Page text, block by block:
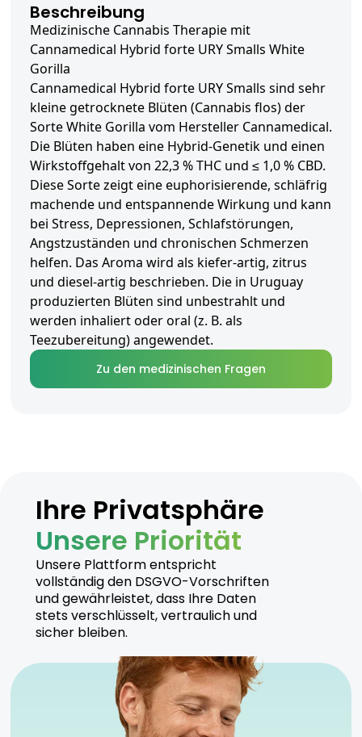
Beschreibung
Medizinische Cannabis Therapie mit
Cannamedical Hybrid forte URY Smalls White
Gorilla
Cannamedical Hybrid forte URY Smalls sind sehr
kleine getrocknete Blüten (Cannabis flos) der
Sorte White Gorilla vom Hersteller Cannamedical.
Die Blüten haben eine Hybrid-Genetik und einen
Wirkstoffgehalt von 22,3 % THC und ≤ 1,0 % CBD.
Diese Sorte zeigt eine euphorisierende, schläfrig
machende und entspannende Wirkung und kann
bei Stress, Depressionen, Schlafstörungen,
Angstzuständen und chronischen Schmerzen
helfen. Das Aroma wird als kiefer-artig, zitrus
und diesel-artig beschrieben. Die in Uruguay
produzierten Blüten sind unbestrahlt und
werden inhaliert oder oral (z. B. als
Teezubereitung) angewendet.
Zu den medizinischen Fragen
Ihre Privatsphäre
Unsere Priorität
Unsere Plattform entspricht
vollständig den DSGVO-Vorschriften
und gewährleistet, dass Ihre Daten
stets verschlüsselt, vertraulich und
sicher bleiben.